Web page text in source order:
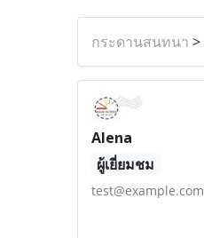
กระดานสนทนา >
Alena
ผู้เยี่ยมชม
test@example.com